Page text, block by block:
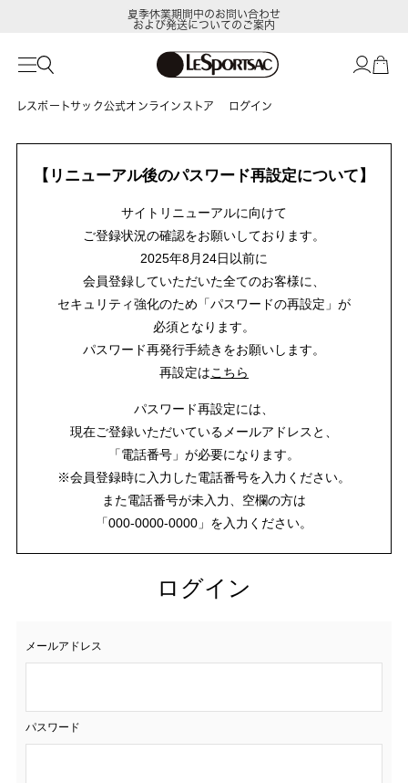
夏季休業期間中のお問い合わせ
および発送についてのご案内
レスポートサック公式オンラインストア ログイン
【リニューアル後のパスワード再設定について】
サイトリニューアルに向けて
ご登録状況の確認をお願いしております。
2025年8月24日以前に
会員登録していただいた全てのお客様に、
セキュリティ強化のため「パスワードの再設定」が
必須となります。
パスワード再発行手続きをお願いします。
再設定はこちら
パスワード再設定には、
現在ご登録いただいているメールアドレスと、
「電話番号」が必要になります。
※会員登録時に入力した電話番号を入力ください。
また電話番号が未入力、空欄の方は
「000-0000-0000」を入力ください。
ログイン
メールアドレス
パスワード